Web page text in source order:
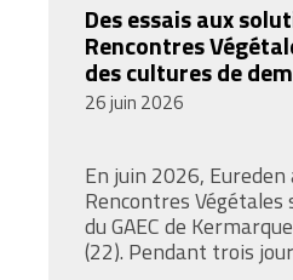
Des essais aux
Rencontres
des cultures de
26 juin 2026
En juin 2026, Eureden
Rencontres Végétales
du GAEC de
(22). Pendant trois